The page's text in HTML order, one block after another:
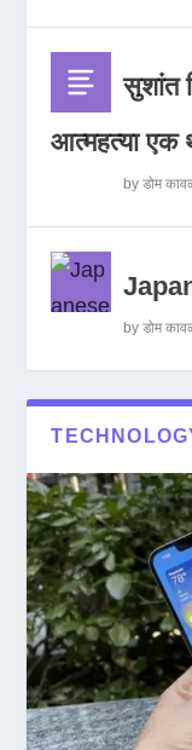
सुशांत
आत्महत्या एक
byडोम
byडोम